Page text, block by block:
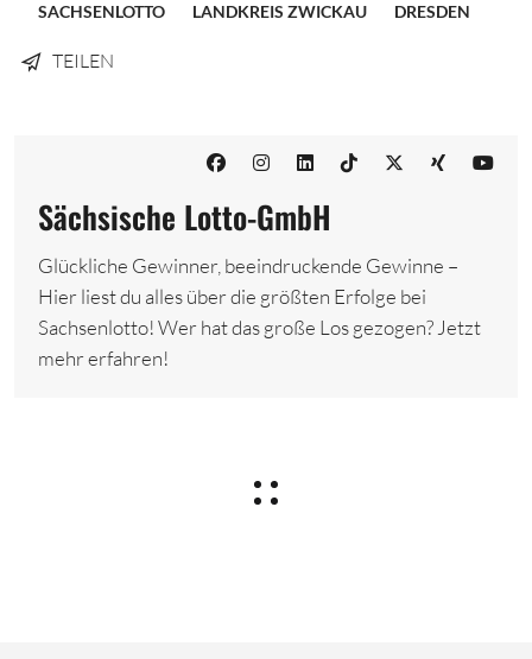
SACHSENLOTTO
LANDKREIS ZWICKAU DRESDEN
TEILEN
Sächsische Lotto-GmbH
Glückliche Gewinner, beeindruckende Gewinne –
Hier liest du alles über die größten Erfolge bei
Sachsenlotto! Wer hat das große Los gezogen? Jetzt
mehr erfahren!